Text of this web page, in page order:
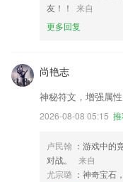
友！！
来自
更多回复
尚艳志
神秘符文，增强属
2026-08-08 05:15
卢民翰 ：游戏中的
对战。
来自
尤宗璐 ：神奇宝石